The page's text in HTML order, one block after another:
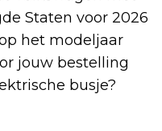
Staten voor 2026
het modeljaar
jouw bestelling
busje?